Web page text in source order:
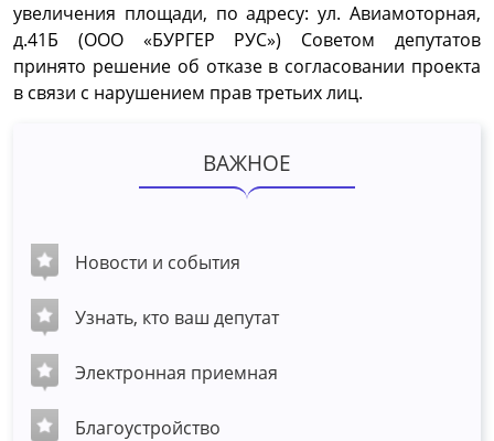
увеличения площади, по адресу: ул. Авиамоторная,
д.41Б (ООО «БУРГЕР РУС») Советом депутатов
принято решение об отказе в согласовании проекта
в связи с нарушением прав третьих лиц.
ВАЖНОЕ
Новости и события
Узнать, кто ваш депутат
Электронная приемная
Благоустройство